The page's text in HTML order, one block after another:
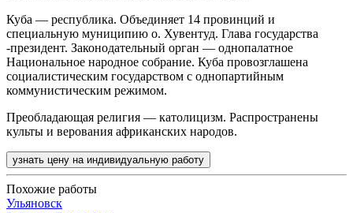
Куба — республика. Объединяет 14 провинций и
специальную муниципию о. Хувентуд. Глава государства
-президент. Законодательный орган — однопалатное
Национальное народное собрание. Куба провозглашена
социалистическим государством с однопартийным
коммунистическим режимом.
Преобладающая религия — католицизм. Распространены
культы и верования африканских народов.
узнать цену на индивидуальную работу
Похожие работы
Ульяновск